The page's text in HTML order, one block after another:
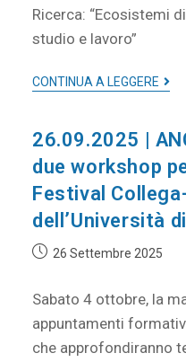
Ricerca: “Ecosistemi
studio e lavoro”
CONTINUA A LEGGERE
26.09.2025 |
due workshop
Festival
dell’Università
26 Settembre 2025
Sabato 4 ottobre, la
appuntamenti
che approfondiranno